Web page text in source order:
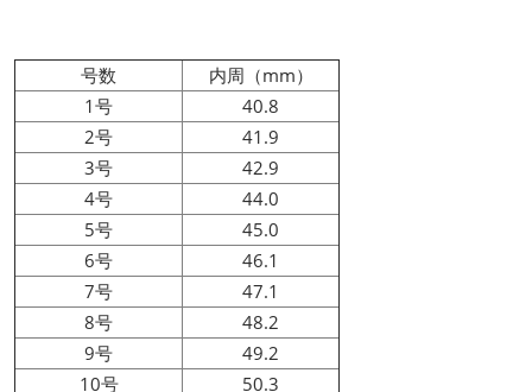
号数
内周（mm）
1号
40.8
2号
41.9
3号
42.9
4号
44.0
5号
45.0
6号
46.1
7号
47.1
8号
48.2
9号
49.2
10号
50.3